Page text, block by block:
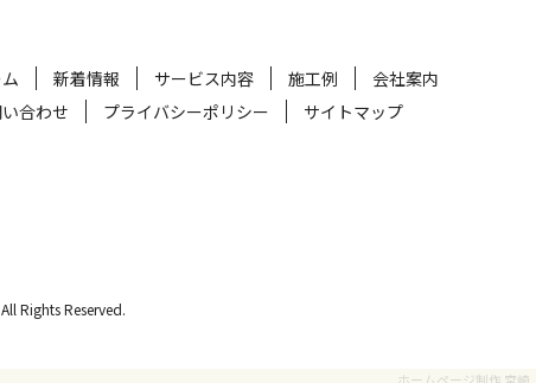
新着情報 サービス内容 施工例
会社案内
合わせ
プライバシーポリシー サイトマップ
Rights Reserved.